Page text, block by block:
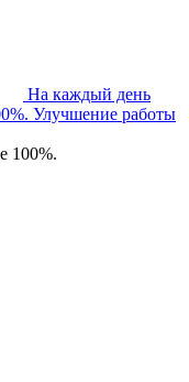
На каждый день
Улучшение работы
100%.